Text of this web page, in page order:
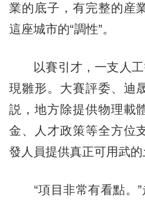
業的底子，有完整的産
這座城市的“調性”。
以賽引才，一支人工
現雛形。大賽評委、迪
説，地方除提供物理載
金、人才政策等全方位
發人員提供真正可用武的
“項目非常有看點。”